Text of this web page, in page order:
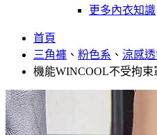
更多內衣知識
首頁
三角褲 、 粉色系 、 涼感
機能WINCOOL不受拘